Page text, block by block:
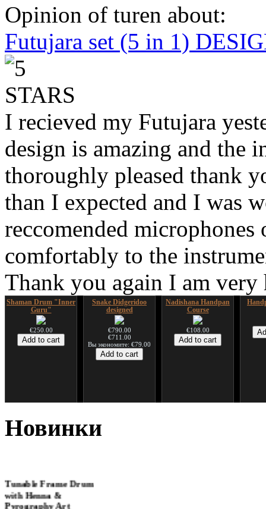
Opinion of turen about:
Futujara set (5 in 1)
I recieved my Futujara
design is amazing and the
thoroughly pleased thank
than I expected and I was
reccomended
comfortably to the
Thank you again I am
Shaman Drum "Inner
Guru"
€250.00
Snake Didgeridoo
designed
€790.00
€711.00
Вы экономите: €79.00
Nadishana Handpan
Course
€108.00
€75.00
Новинки
Tunable Frame Drum
with Henna &
Pyrography Art